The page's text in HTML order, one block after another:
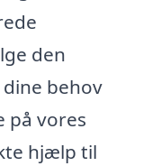
den
behov
på vores
hjælp til